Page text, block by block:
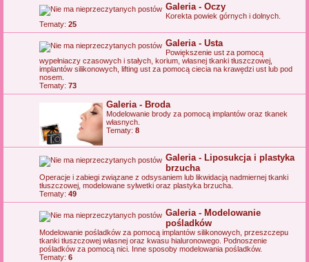
Galeria - Oczy
Korekta powiek górnych i dolnych.
Tematy: 25
Galeria - Usta
Powiększenie ust za pomocą
wypełniaczy czasowych i stałych, korium, własnej tkanki tłuszczowej,
implantów silikonowych, lifting ust za pomocą ciecia na krawędzi ust lub pod
nosem.
Tematy: 73
Galeria - Broda
Modelowanie brody za pomocą implantów oraz tkanek
własnych.
Tematy: 8
Galeria - Liposukcja i plastyka
brzucha
Operacje i zabiegi związane z odsysaniem lub likwidacją nadmiernej tkanki
tłuszczowej, modelowane sylwetki oraz plastyka brzucha.
Tematy: 49
Galeria - Modelowanie
pośladków
Modelowanie pośladków za pomocą implantów silikonowych, przeszczepu
tkanki tłuszczowej własnej oraz kwasu hialuronowego. Podnoszenie
pośladków za pomocą nici. Inne sposoby modelowania pośladków.
Tematy: 6